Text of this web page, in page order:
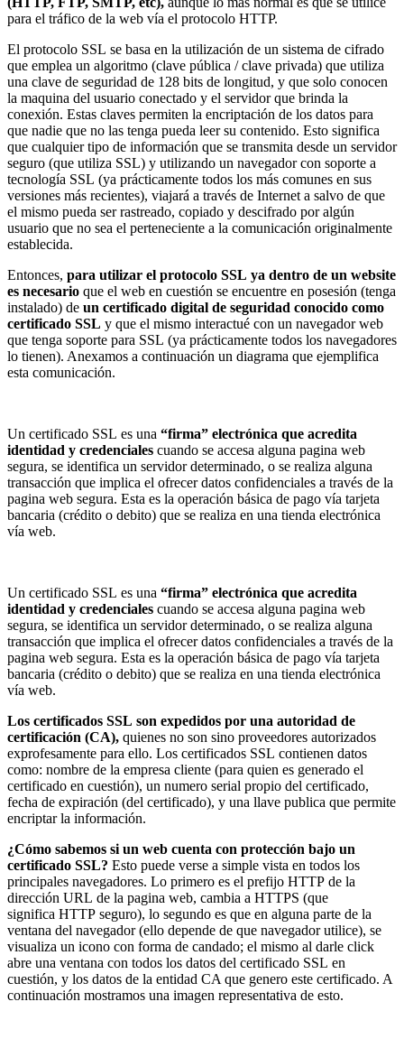
para el tráfico de la web vía el protocolo HTTP.
El protocolo SSL se basa en la utilización de un sistema de cifrado
que emplea un algoritmo (clave pública / clave privada) que utiliza
una clave de seguridad de 128 bits de longitud, y que solo conocen
la maquina del usuario conectado y el servidor que brinda la
conexión. Estas claves permiten la encriptación de los datos para
que nadie que no las tenga pueda leer su contenido. Esto significa
que cualquier tipo de información que se transmita desde un servidor
seguro (que utiliza SSL) y utilizando un navegador con soporte a
tecnología SSL (ya prácticamente todos los más comunes en sus
versiones más recientes), viajará a través de Internet a salvo de que
el mismo pueda ser rastreado, copiado y descifrado por algún
usuario que no sea el perteneciente a la comunicación originalmente
establecida.
Entonces, para utilizar el protocolo SSL ya dentro de un website
es necesario que el web en cuestión se encuentre en posesión (tenga
instalado) de un certificado digital de seguridad conocido como
certificado SSL y que el mismo interactué con un navegador web
que tenga soporte para SSL (ya prácticamente todos los navegadores
lo tienen). Anexamos a continuación un diagrama que ejemplifica
esta comunicación.
Un certificado SSL es una “firma” electrónica que acredita
identidad y credenciales cuando se accesa alguna pagina web
segura, se identifica un servidor determinado, o se realiza alguna
transacción que implica el ofrecer datos confidenciales a través de la
pagina web segura. Esta es la operación básica de pago vía tarjeta
bancaria (crédito o debito) que se realiza en una tienda electrónica
vía web.
Un certificado SSL es una “firma” electrónica que acredita
identidad y credenciales cuando se accesa alguna pagina web
segura, se identifica un servidor determinado, o se realiza alguna
transacción que implica el ofrecer datos confidenciales a través de la
pagina web segura. Esta es la operación básica de pago vía tarjeta
bancaria (crédito o debito) que se realiza en una tienda electrónica
vía web.
Los certificados SSL son expedidos por una autoridad de
certificación (CA), quienes no son sino proveedores autorizados
exprofesamente para ello. Los certificados SSL contienen datos
como: nombre de la empresa cliente (para quien es generado el
certificado en cuestión), un numero serial propio del certificado,
fecha de expiración (del certificado), y una llave publica que permite
encriptar la información.
¿Cómo sabemos si un web cuenta con protección bajo un
certificado SSL? Esto puede verse a simple vista en todos los
principales navegadores. Lo primero es el prefijo HTTP de la
dirección URL de la pagina web, cambia a HTTPS (que
significa HTTP seguro), lo segundo es que en alguna parte de la
ventana del navegador (ello depende de que navegador utilice), se
visualiza un icono con forma de candado; el mismo al darle click
abre una ventana con todos los datos del certificado SSL en
cuestión, y los datos de la entidad CA que genero este certificado. A
continuación mostramos una imagen representativa de esto.